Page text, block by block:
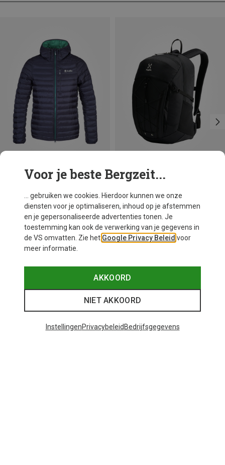
Je bespaart 25%
Haglöfs
Vide 25 Rugzak
€ 119,95
25L
Voor je beste Bergzeit...
... gebruiken we cookies. Hierdoor kunnen we onze
diensten voor je optimaliseren, inhoud op je afstemmen
en je gepersonaliseerde advertenties tonen. Je
toestemming kan ook de verwerking van je gegevens in
de VS omvatten. Zie het Google Privacy Beleid voor
meer informatie.
AKKOORD
NIET AKKOORD
InstellingenPrivacybeleid Bedrijfsgegevens